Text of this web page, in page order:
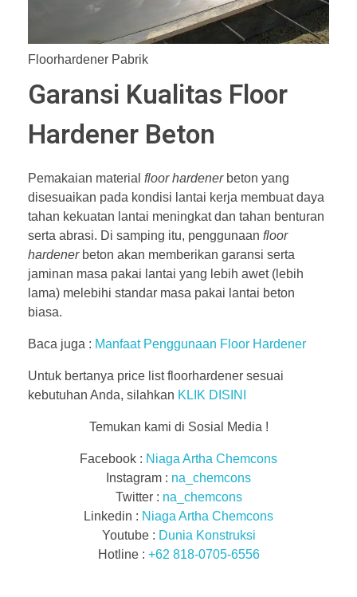
Floorhardener Pabrik
Garansi Kualitas Floor
Hardener Beton
Pemakaian material floor hardenerbeton yang
disesuaikan pada kondisi lantai kerja membuat daya
tahan kekuatan lantai meningkat dan tahan benturan
serta abrasi. Di samping itu, penggunaan floor
hardenerbeton akan memberikan garansi serta
jaminan masa pakai lantai yang lebih awet (lebih
lama) melebihi standar masa pakai lantai beton
biasa.
Baca juga : Manfaat Penggunaan Floor Hardener
Untuk bertanya price list floorhardener sesuai
kebutuhan Anda, silahkan KLIK DISINI
Temukan kami di Sosial Media !
Facebook : Niaga Artha Chemcons
Instagram : na_chemcons
Twitter : na_chemcons
Linkedin : Niaga Artha Chemcons
Youtube : Dunia Konstruksi
Hotline : +62 818-0705-6556